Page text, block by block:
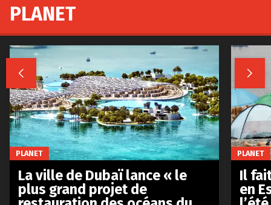
PLANET
 
PLANET
La ville de Dubaï lance « le
plus grand projet de
PLANET
Il
en